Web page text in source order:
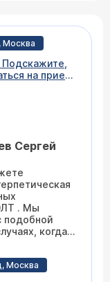
Москва
на прием
Полтора
Сергей
. Мы
подобной
когда
Москва